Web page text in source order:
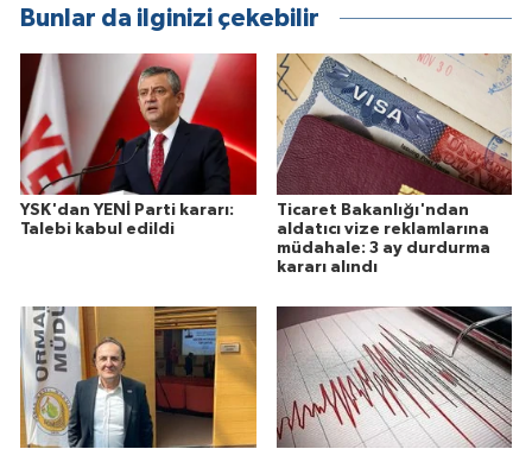
Bunlar da ilginizi çekebilir
YSK'dan YENİ Parti kararı:
Talebi kabul edildi
Ticaret Bakanlığı'ndan
aldatıcı vize reklamlarına
müdahale: 3 ay durdurma
kararı alındı